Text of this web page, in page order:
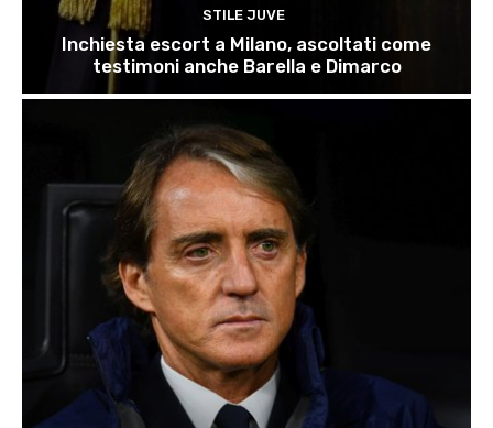
STILE JUVE
Inchiesta escort a Milano, ascoltati come
testimoni anche Barella e Dimarco